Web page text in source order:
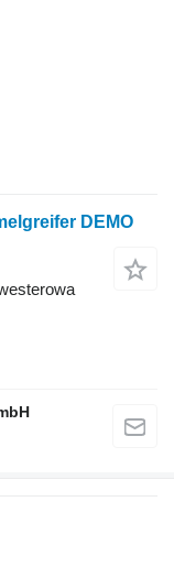
DEMO